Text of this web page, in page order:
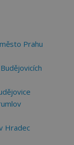
Prahu
Hradec